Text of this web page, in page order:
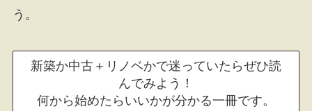
う。
新築か中古＋リノベかで迷っていたらぜひ読
んでみよう！
何から始めたらいいかが分かる一冊です。